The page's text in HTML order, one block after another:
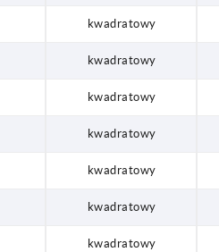
kwadratowy
kwadratowy
kwadratowy
kwadratowy
kwadratowy
kwadratowy
kwadratowy